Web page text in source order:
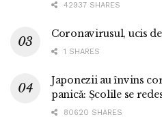
42937 SHARES
Coronavirusul, ucis
1 SHARES
Japonezii au învins
panică: Școlile se
80620 SHARES